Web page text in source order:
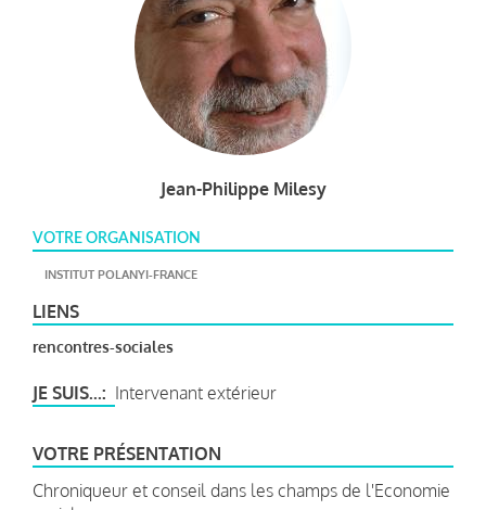
Jean-Philippe Milesy
VOTRE ORGANISATION
INSTITUT POLANYI-FRANCE
LIENS
rencontres-sociales
JE SUIS... Intervenant extérieur
VOTRE PRÉSENTATION
Chroniqueur et conseil dans les champs de l'Economie